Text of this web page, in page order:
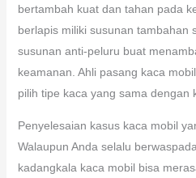
bertambah kuat dan tahan pada
berlapis miliki susunan tambahan
susunan anti-peluru buat
keamanan. Ahli pasang kaca
pilih tipe kaca yang sama dengan
Penyelesaian kasus kaca mobil
Walaupun Anda selalu
kadangkala kaca mobil bisa